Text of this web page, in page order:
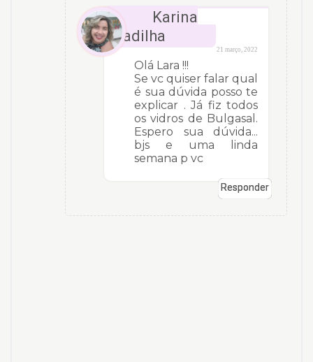
Karina
Padilha
21 março, 2022
Olá Lara !!!
Se vc quiser falar qual
é sua dúvida posso te
explicar . Já fiz todos
os vidros de Bulgasal.
Espero sua dúvida...
bjs e uma linda
semana p vc
Responder